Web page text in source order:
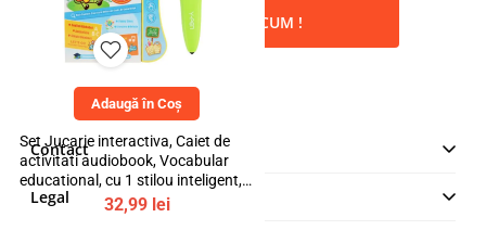
Adaugă în Coș
Set Jucarie interactiva, Caiet de
activitati audiobook, Vocabular
educational, cu 1 stilou inteligent, 3
ani+, bebeLOGIC™
32,99 lei
VREAU REDUCEREA ACUM !
Contact
MAKE IT LOGIC SRL
Str. Lt. Aurel Botea, Nr. 4,
Legal